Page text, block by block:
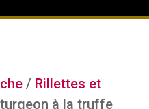
/ Rillettes et
à la truffe